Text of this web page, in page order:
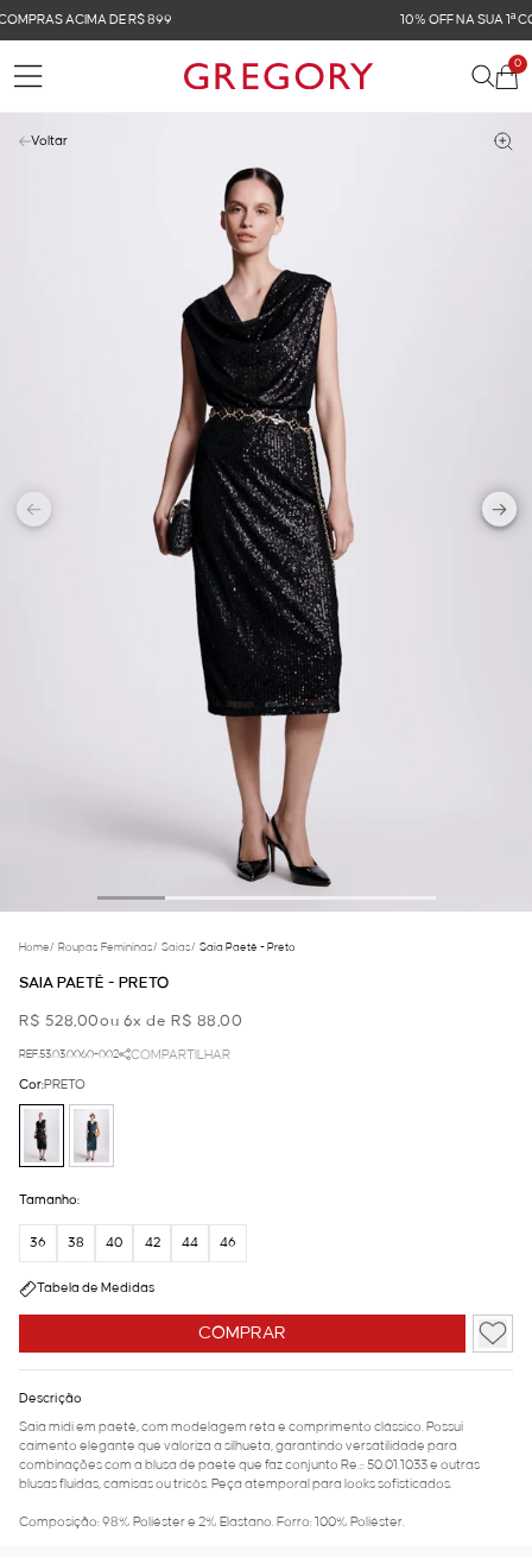
10% OFF NA SUA 1ª COMPRA COM O CUPOM GRGLOVERS
0
Voltar
Home/ Roupas Femininas/ Saias/ Saia Paetê - Preto
SAIA PAETÊ - PRETO
R$ 528,00ou 6x de R$ 88,00
REF.53.03.0060-002 COMPARTILHAR
COMPRAR
Cor:PRETO
Tamanho:
36 38 40 42 44 46
Tabela de Medidas
Descrição
Saia midi em paetê, com modelagem reta e comprimento clássico. Possui
caimento elegante que valoriza a silhueta, garantindo versatilidade para
combinações com a blusa de paete que faz conjunto Re.:: 50.01.1033 e outras
blusas fluidas, camisas ou tricôs. Peça atemporal para looks sofisticados.
Composição: 98% Poliéster e 2% Elastano. Forro: 100% Poliéster.